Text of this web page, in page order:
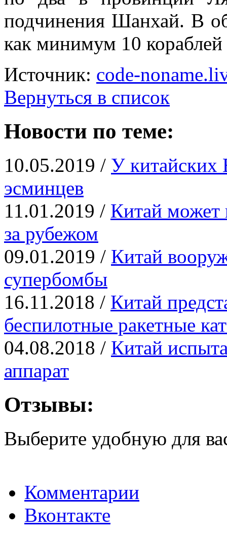
подчинения Шанхай. В
как минимум 10 кораблей
Источник: code-
Вернуться в список
Новости по теме:
10.05.2019 / У
эсминцев
11.01.2019 / Китай может
за рубежом
09.01.2019 / Китай
супербомбы
16.11.2018 / Китай
беспилотные ракетные
04.08.2018 / Китай
аппарат
Отзывы:
Выберите удобную для
Комментарии
Вконтакте